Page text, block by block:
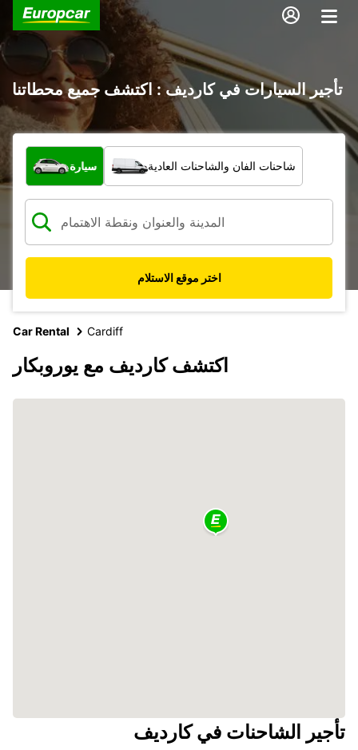
تأجير السيارات في كارديف : اكتشف جميع محطاتنا
ما نوع المركبة؟
سيارة شاحنات الفان والشاحنات العادية
اختر موقع الاستلام
Car Rental Cardiff
اكتشف كارديف مع يوروبكار
تأجير الشاحنات في كارديف